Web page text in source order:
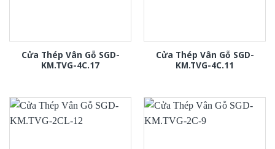
Cửa Thép Vân Gỗ SGD-
KM.TVG-4C.17
Cửa Thép Vân Gỗ SGD-
KM.TVG-4C.11